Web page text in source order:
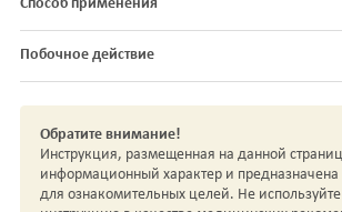
Способ применения
Побочное действие
Обратите внимание!
Инструкция, размещенная на данной
информационный характер и
для ознакомительных целей. Не